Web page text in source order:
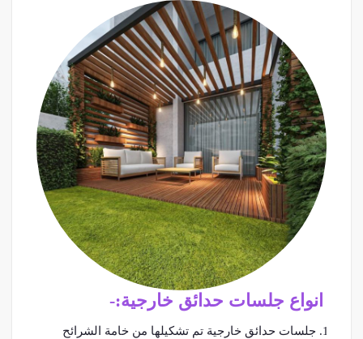
انواع جلسات حدائق خارجية:-
جلسات حدائق خارجية تم تشكيلها من خامة الشرائح